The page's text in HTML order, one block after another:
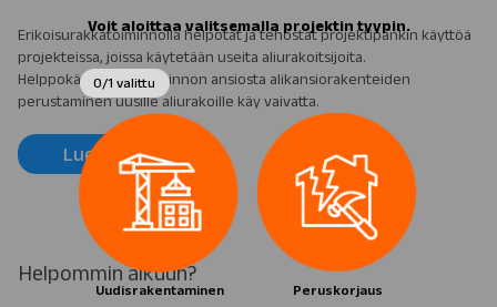
Erikoisurakkatoiminnolla helpotat ja tehostat projektipankin käyttöä
projekteissa, joissa käytetään useita aliurakoitsijoita.
Helppokäyttöisen toiminnon ansiosta alikansiorakenteiden
perustaminen uusille aliurakoille käy vaivatta.
Lue lisää
Helpommin alkuun?